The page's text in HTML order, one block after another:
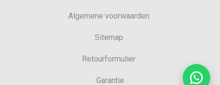
Algemene voorwaarden
Sitemap
Retourformulier
Garantie